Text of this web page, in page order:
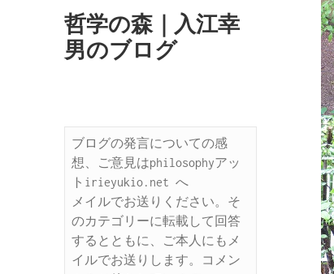
哲学の森｜入江幸
男のブログ
ブログの発言についての感
想、ご意見はphilosophyアッ
トirieyukio.net へ
メイルでお送りください。そ
のカテゴリーに転載して回答
するとともに、ご本人にもメ
イルでお送りします。コメン